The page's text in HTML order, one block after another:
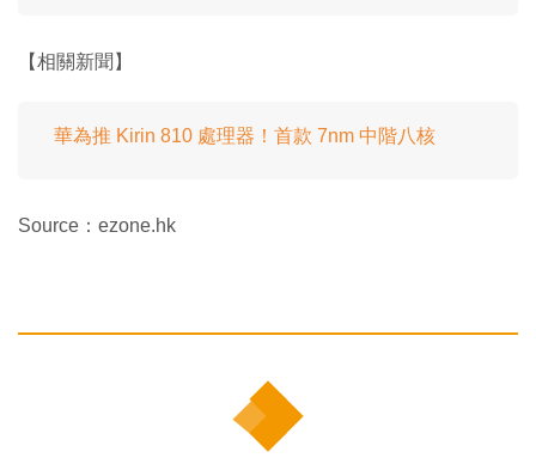
【相關新聞】
華為推 Kirin 810 處理器！首款 7nm 中階八核
Source：ezone.hk